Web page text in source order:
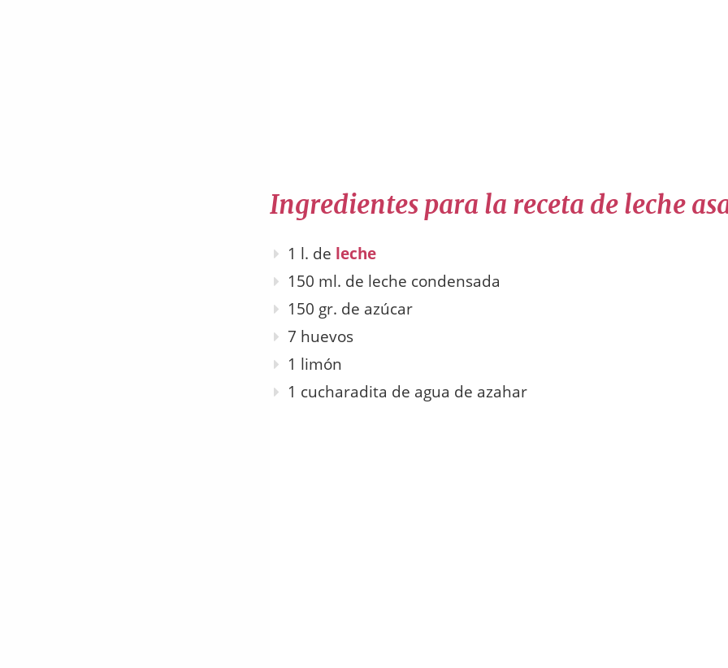
Ingredientes para la receta de leche
1 l. de leche
150 ml. de leche condensada
150 gr. de azúcar
7 huevos
1 limón
1 cucharadita de agua de azahar